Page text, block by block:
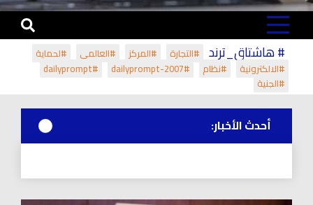
# هاشتاق_ترند #التجارة #المركز #العالمي
#لحماية
#الالكترونية
#نظام #dailyprompt-2007
#dailyprompt
#الجنية
أحدث الأخبار: